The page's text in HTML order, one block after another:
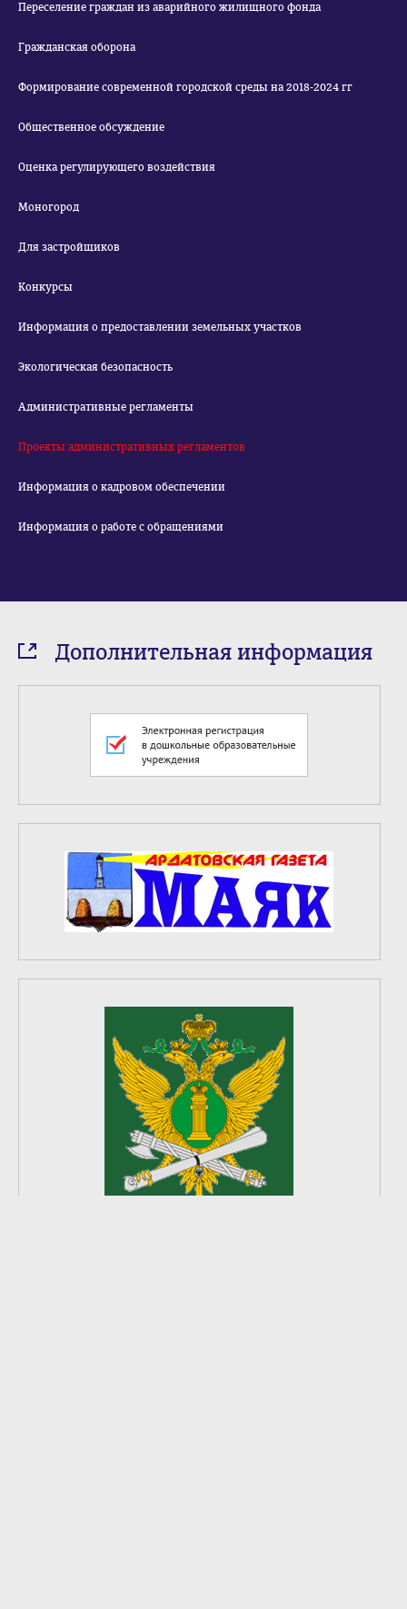
Переселение граждан из аварийного жилищного фонда
Гражданская оборона
Формирование современной городской среды на 2018-2024 гг
Общественное обсуждение
Оценка регулирующего воздействия
Моногород
Для застройщиков
Конкурсы
Информация о предоставлении земельных участков
Экологическая безопасность
Административные регламенты
Проекты административных регламентов
Информация о кадровом обеспечении
Информация о работе с обращениями
Дополнительная информация